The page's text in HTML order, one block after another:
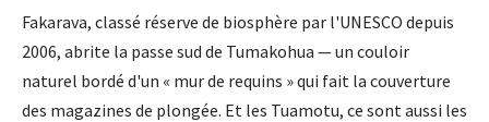
Fakarava, classé réserve de biosphère par l'UNESCO depuis
2006, abrite la passe sud de Tumakohua — un couloir
naturel bordé d'un « mur de requins » qui fait la couverture
des magazines de plongée. Et les Tuamotu, ce sont aussi les